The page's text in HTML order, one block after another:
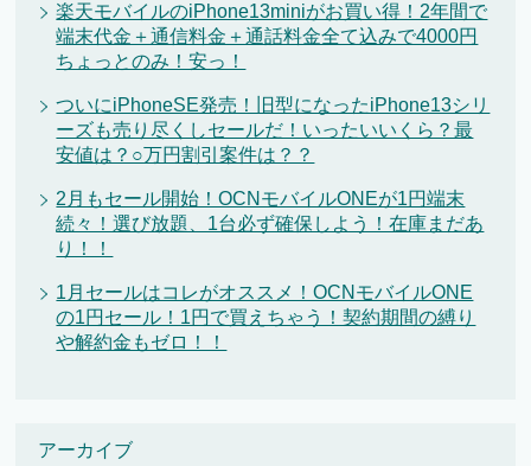
楽天モバイルのiPhone13miniがお買い得！2年間で
端末代金＋通信料金＋通話料金全て込みで4000円
ちょっとのみ！安っ！
ついにiPhoneSE発売！旧型になったiPhone13シリ
ーズも売り尽くしセールだ！いったいいくら？最
安値は？○万円割引案件は？？
2月もセール開始！OCNモバイルONEが1円端末
続々！選び放題、1台必ず確保しよう！在庫まだあ
り！！
1月セールはコレがオススメ！OCNモバイルONE
の1円セール！1円で買えちゃう！契約期間の縛り
や解約金もゼロ！！
アーカイブ